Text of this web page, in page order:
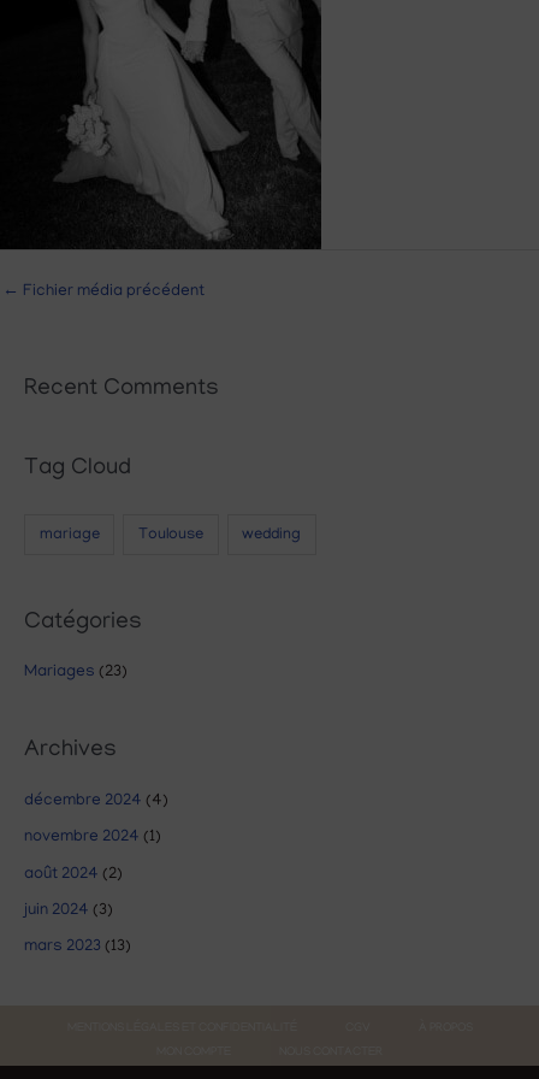
← Fichier média précédent
Recent Comments
Tag Cloud
mariage Toulouse wedding
Catégories
Mariages (23)
Archives
décembre 2024 (4)
novembre 2024 (1)
août 2024 (2)
juin 2024 (3)
mars 2023 (13)